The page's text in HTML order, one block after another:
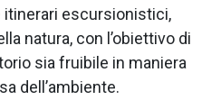
escursionistici,
natura, con l’obiettivo di
sia fruibile in maniera
dell’ambiente.